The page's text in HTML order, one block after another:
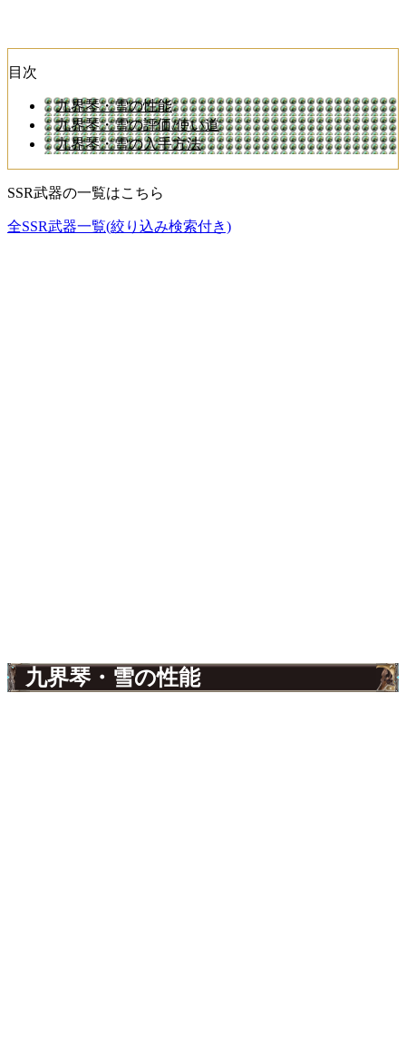
目次
九界琴・雪の性能
九界琴・雪の評価/使い道
九界琴・雪の入手方法
SSR武器の一覧はこちら
全SSR武器一覧(絞り込み検索付き)
九界琴・雪の性能